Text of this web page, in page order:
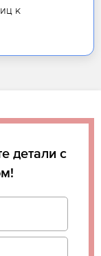
к
детали с